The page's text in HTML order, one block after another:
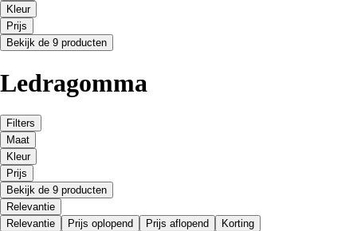
Kleur
Prijs
Bekijk de 9 producten
Ledragomma
Filters
Maat
Kleur
Prijs
Bekijk de 9 producten
Relevantie
Relevantie
Prijs oplopend Prijs aflopend Korting